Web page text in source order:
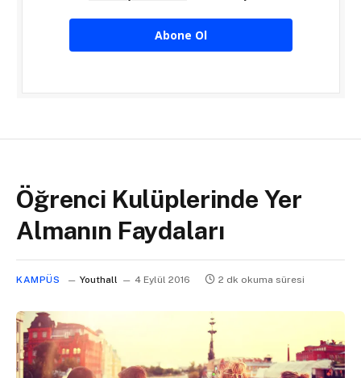
Abone Ol
Öğrenci Kulüplerinde Yer
Almanın Faydaları
KAMPÜS Youthall 4 Eylül 2016 2 dk okuma süresi